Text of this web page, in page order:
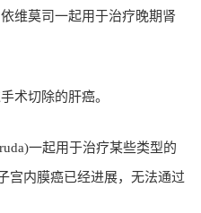
维莫司一起用于治疗晚期肾
术切除的肝癌。
一起用于治疗某些类型的
宫内膜癌已经进展，无法通过